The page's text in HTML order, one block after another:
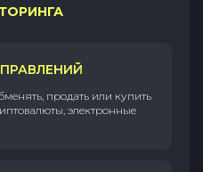
продать или купить
электронные